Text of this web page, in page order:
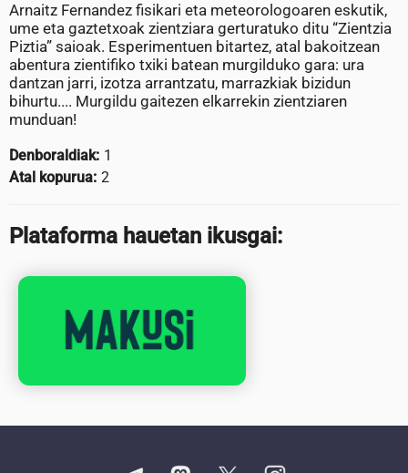
Arnaitz Fernandez fisikari eta meteorologoaren eskutik,
ume eta gaztetxoak zientziara gerturatuko ditu “Zientzia
Piztia” saioak. Esperimentuen bitartez, atal bakoitzean
abentura zientifiko txiki batean murgilduko gara: ura
dantzan jarri, izotza arrantzatu, marrazkiak bizidun
bihurtu.... Murgildu gaitezen elkarrekin zientziaren
munduan!
Denboraldiak: 1
Atal kopurua: 2
Plataforma hauetan ikusgai: